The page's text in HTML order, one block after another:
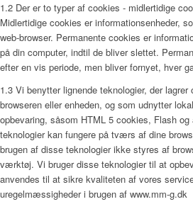
1.2 Der er to typer af cookies - midlertidige
Midlertidige cookies er informationsenheder,
web-browser. Permanente cookies er
på din computer, indtil de bliver slettet.
efter en vis periode, men bliver fornyet, hver
1.3 Vi benytter lignende teknologier, der
browseren eller enheden, og som udnytter
opbevaring, såsom HTML 5 cookies, Flash og
teknologier kan fungere på tværs af dine
brugen af disse teknologier ikke styres af
værktøj. Vi bruger disse teknologier til at
anvendes til at sikre kvaliteten af vores
uregelmæssigheder i brugen af www.mm-g.dk